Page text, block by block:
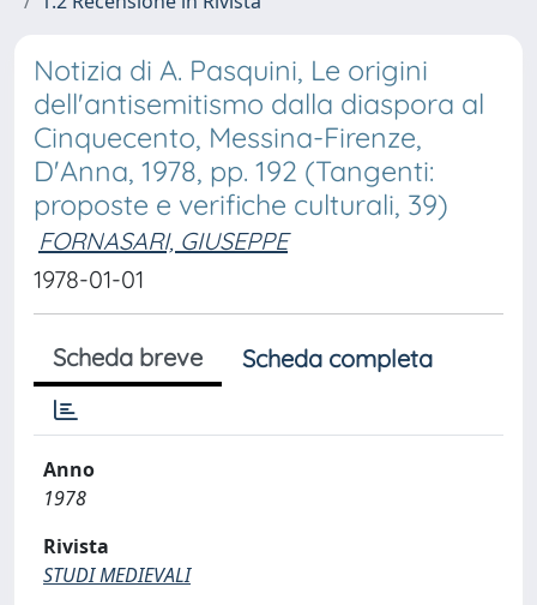
Notizia di A. Pasquini, Le origini
dell'antisemitismo dalla diaspora al
Cinquecento, Messina-Firenze,
D'Anna, 1978, pp. 192 (Tangenti:
proposte e verifiche culturali, 39)
FORNASARI, GIUSEPPE
1978-01-01
Scheda breve Scheda completa
Anno
1978
Rivista
STUDI MEDIEVALI